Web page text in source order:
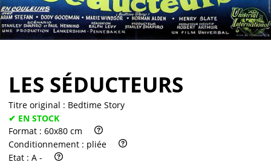
LES SÉDUCTEURS
Titre original : Bedtime Story
✔ EN STOCK
Format : 60x80 cm
Conditionnement : pliée
Etat : A -